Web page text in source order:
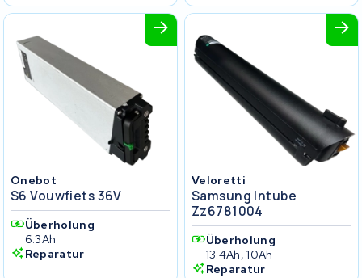
Onebot
S6 Vouwfiets 36V
Überholung
6.3Ah
Reparatur
Veloretti
Samsung Intube
Zz6781004
Überholung
13.4Ah, 10Ah
Reparatur